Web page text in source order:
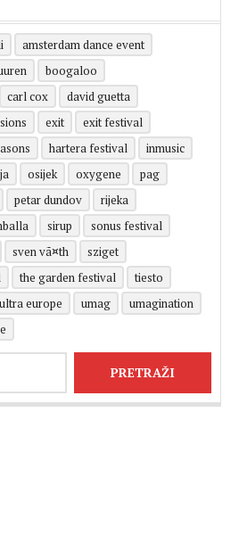
amsterdam dance event
boogaloo
carl cox
david guetta
exit
exit festival
hartera festival
inmusic
osijek oxygene
pag
petar dundov
rijeka
sirup
sonus festival
sven vã¤th
sziget
the garden festival
tiesto
ultra europe umag
umagination